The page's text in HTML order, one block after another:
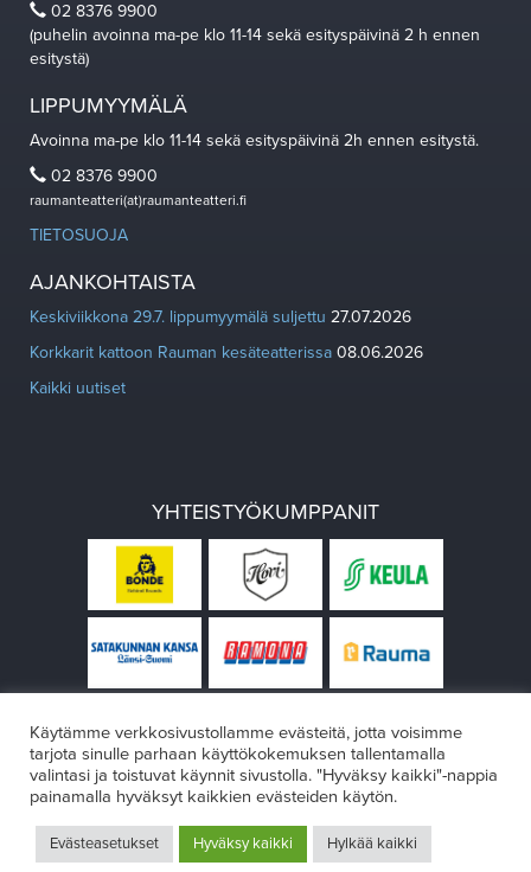
02 8376 9900
(puhelin avoinna ma-pe klo 11-14 sekä esityspäivinä 2 h ennen
esitystä)
LIPPUMYYMÄLÄ
Avoinna ma-pe klo 11-14 sekä esityspäivinä 2h ennen esitystä.
02 8376 9900
raumanteatteri(at)raumanteatteri.fi
TIETOSUOJA
AJANKOHTAISTA
Keskiviikkona 29.7. lippumyymälä suljettu 27.07.2026
Korkkarit kattoon Rauman kesäteatterissa 08.06.2026
Kaikki uutiset
YHTEISTYÖKUMPPANIT
Design:VÄRIKÄS
Käytämme verkkosivustollamme evästeitä, jotta voisimme
tarjota sinulle parhaan käyttökokemuksen tallentamalla
valintasi ja toistuvat käynnit sivustolla. "Hyväksy kaikki"-nappia
painamalla hyväksyt kaikkien evästeiden käytön.
Evästeasetukset Hyväksy kaikki Hylkää kaikki